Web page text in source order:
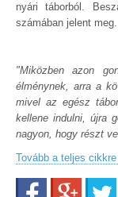
nyári táborból.
számában jelent meg.
"Miközben azon
élménynek, arra a
mivel az egész
kellene indulni, újra
nagyon, hogy részt
Tovább a teljes
FacebookGoogle+